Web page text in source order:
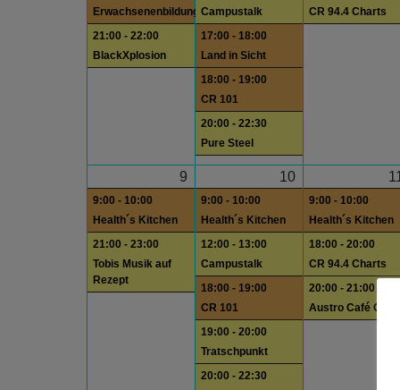
Erwachsenenbildung
21:00 - 22:00
BlackXplosion
Campustalk
17:00 - 18:00
Land in Sicht
18:00 - 19:00
CR 101
20:00 - 22:30
Pure Steel
CR 94.4 Charts
9
9:00 - 10:00
Health´s Kitchen
21:00 - 23:00
Tobis Musik auf
Rezept
10
9:00 - 10:00
Health´s Kitchen
12:00 - 13:00
Campustalk
18:00 - 19:00
CR 101
19:00 - 20:00
Tratschpunkt
20:00 - 22:30
9:00 - 10:00
Health´s Kitchen
18:00 - 20:00
CR 94.4 Charts
20:00 - 21:00
Austro Café Queer